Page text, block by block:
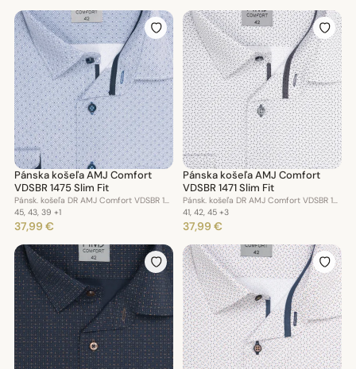
Pánska košeľa AMJ Comfort
VDSBR 1475 Slim Fit
Pánsk. košeľa DR AMJ Comfort VDSBR 1475 Slim Fit
45, 43, 39 +1
37,99 €
Pánska košeľa AMJ Comfort
VDSBR 1471 Slim Fit
Pánsk. košeľa DR AMJ Comfort VDSBR 1471 Slim Fit
41, 42, 45 +3
37,99 €